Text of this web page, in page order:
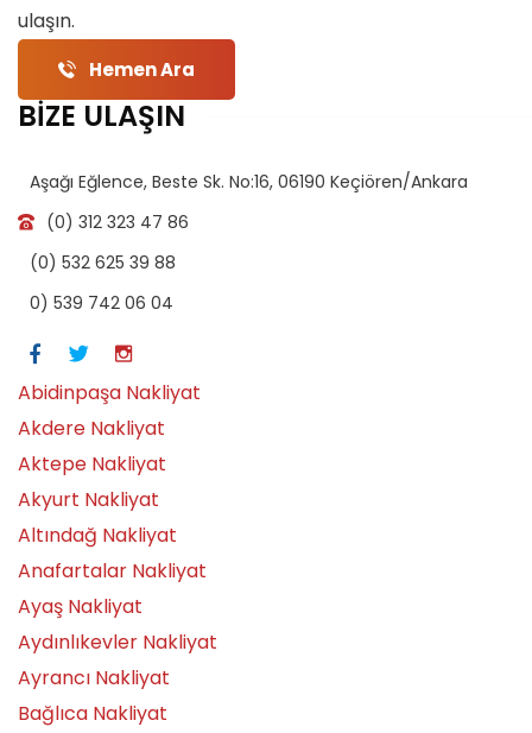
ulaşın.
Hemen Ara
BİZE ULAŞIN
Aşağı Eğlence, Beste Sk. No:16, 06190 Keçiören/Ankara
(0) 312 323 47 86
(0) 532 625 39 88
0) 539 742 06 04
Abidinpaşa Nakliyat
Akdere Nakliyat
Aktepe Nakliyat
Akyurt Nakliyat
Altındağ Nakliyat
Anafartalar Nakliyat
Ayaş Nakliyat
Aydınlıkevler Nakliyat
Ayrancı Nakliyat
Bağlıca Nakliyat